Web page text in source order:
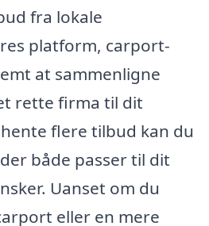
fra lokale
platform, carport-
at sammenligne
rette firma til dit
flere tilbud kan du
både passer til dit
Uanset om du
eller en mere